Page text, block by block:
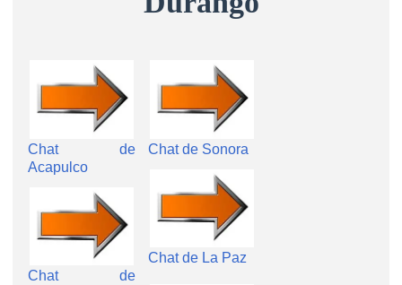
Chat de
Acapulco
Chat de
Chat de Sonora
Chat de La Paz